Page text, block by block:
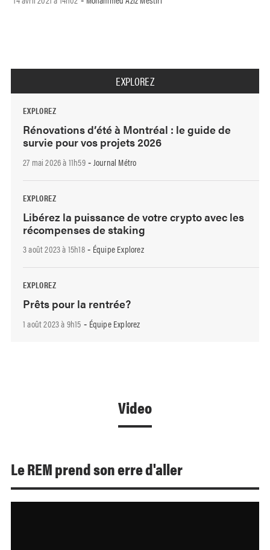
EXPLOREZ
EXPLOREZ
Rénovations d’été à Montréal : le guide de
survie pour vos projets 2026
27 mai 2026 à 11h59- Journal Métro
EXPLOREZ
Libérez la puissance de votre crypto avec les
récompenses de staking
3 août 2023 à 15h18- Équipe Explorez
EXPLOREZ
Prêts pour la rentrée?
1 août 2023 à 9h15 - Équipe Explorez
Video
Le REM prend son erre d'aller